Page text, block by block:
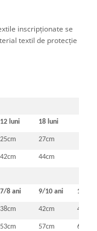
inscripţionate se
textil de protecţie
12 luni 18 luni
25cm 27cm
42cm 44cm
7/8 ani 9/10 ani 11/12
38cm 42cm 46cm
53cm 57cm 61cm